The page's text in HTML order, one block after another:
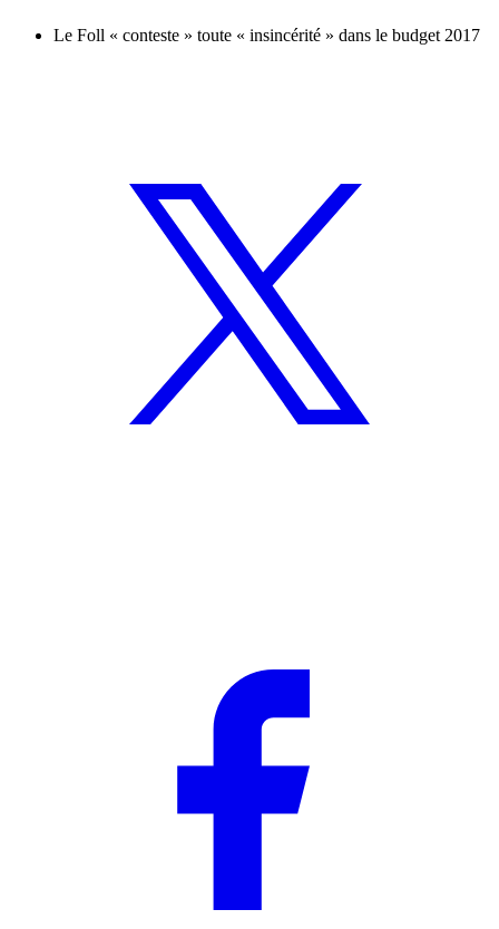
Le Foll « conteste » toute « insincérité » dans le budget 2017